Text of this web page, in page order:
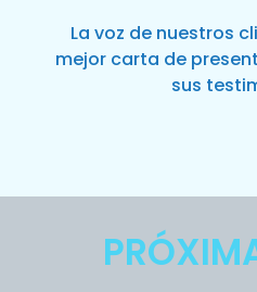
La voz de nuestros
mejor carta de
sus